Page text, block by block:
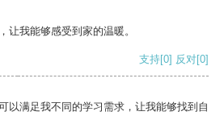
让我能够感受到家的温暖。
支持[0] 反对[0]
以满足我不同的学习需求，让我能够找到自